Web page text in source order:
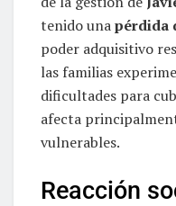
tenido unapérdida
poder adquisitivo
las familias
dificultades para
afecta
vulnerables.
Reacción